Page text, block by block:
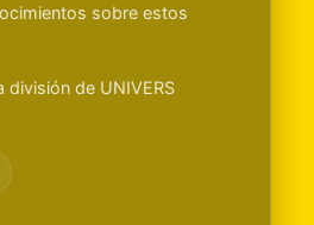
sobre estos
división de UNIVERS